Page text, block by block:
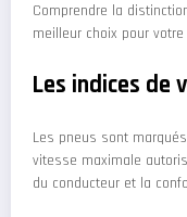
Comprendre la
meilleur choix pour
Les indices de
Les pneus sont
vitesse maximale
du conducteur et la